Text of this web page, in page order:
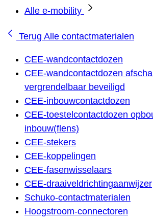
Alle e-mobility
Terug Alle contactmaterialen
CEE-wandcontactdozen
CEE-wandcontactdozen
vergrendelbaar beveiligd
CEE-inbouwcontactdozen
CEE-toestelcontactdozen
inbouw(flens)
CEE-stekers
CEE-koppelingen
CEE-fasenwisselaars
CEE-draaiveldrichtingaanwijzer
Schuko-contactmaterialen
Hoogstroom-connectoren